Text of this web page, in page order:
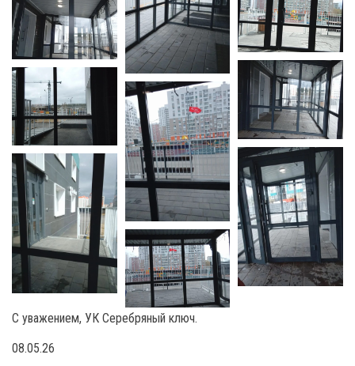
С уважением, УК Серебряный ключ.
08.05.26